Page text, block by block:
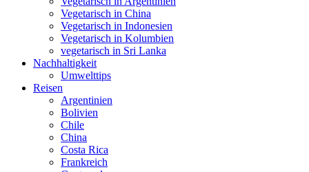
Vegetarisch in China
Vegetarisch in Indonesien
Vegetarisch in Kolumbien
vegetarisch in Sri Lanka
Nachhaltigkeit
Umwelttips
Reisen
Argentinien
Bolivien
Chile
China
Costa Rica
Frankreich